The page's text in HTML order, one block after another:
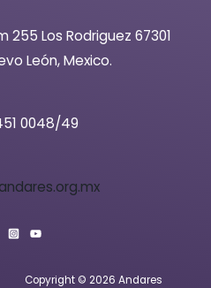
Los Rodriguez 67301
León, Mexico.
0048/49
Copyright © 2026 Andares